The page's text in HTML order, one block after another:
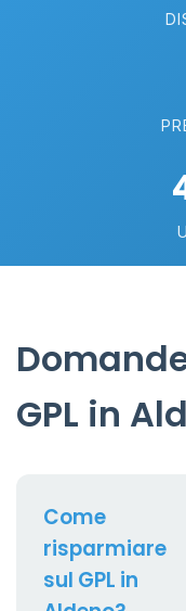
GPL in
Come
risparmiare
sul GPL in